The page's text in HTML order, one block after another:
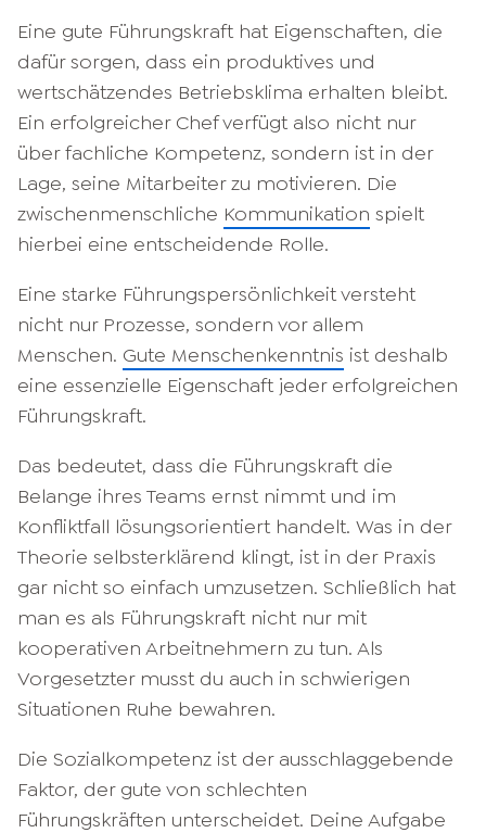
Eine gute Führungskraft hat Eigenschaften, die
dafür sorgen, dass ein produktives und
wertschätzendes Betriebsklima erhalten bleibt.
Ein erfolgreicher Chef verfügt also nicht nur
über fachliche Kompetenz, sondern ist in der
Lage, seine Mitarbeiter zu motivieren. Die
zwischenmenschliche Kommunikation spielt
hierbei eine entscheidende Rolle.
Eine starke Führungspersönlichkeit versteht
nicht nur Prozesse, sondern vor allem
Menschen. Gute Menschenkenntnis ist deshalb
eine essenzielle Eigenschaft jeder erfolgreichen
Führungskraft.
Das bedeutet, dass die Führungskraft die
Belange ihres Teams ernst nimmt und im
Konfliktfall lösungsorientiert handelt. Was in der
Theorie selbsterklärend klingt, ist in der Praxis
gar nicht so einfach umzusetzen. Schließlich hat
man es als Führungskraft nicht nur mit
kooperativen Arbeitnehmern zu tun. Als
Vorgesetzter musst du auch in schwierigen
Situationen Ruhe bewahren.
Die Sozialkompetenz ist der ausschlaggebende
Faktor, der gute von schlechten
Führungskräften unterscheidet. Deine Aufgabe